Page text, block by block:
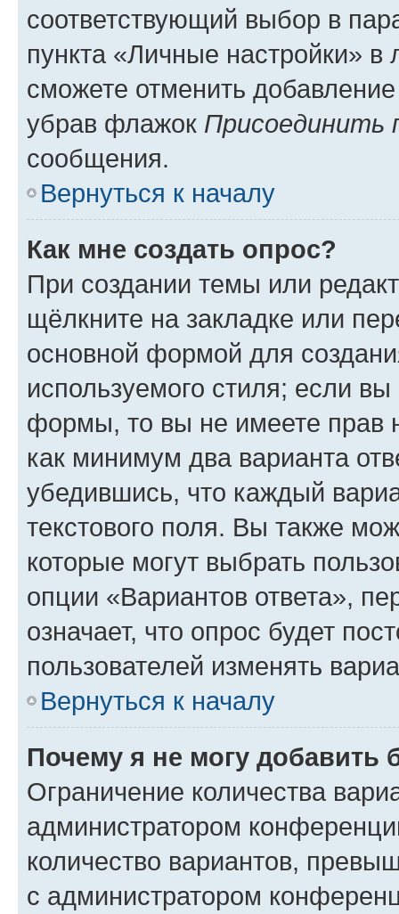
соответствующий выбор в
пункта «Личные настройки»
сможете отменить
убрав флажок Присоединить
сообщения.
Вернуться к началу
Как мне создать опрос?
При создании темы или
щёлкните на закладке или
основной формой для
используемого стиля; если
формы, то вы не имеете прав
как минимум два варианта
убедившись, что каждый
текстового поля. Вы также
которые могут выбрать
опции «Вариантов ответа»,
означает, что опрос будет
пользователей изменять
Вернуться к началу
Почему я не могу добавить
Ограничение количества
администратором
количество вариантов,
с администратором